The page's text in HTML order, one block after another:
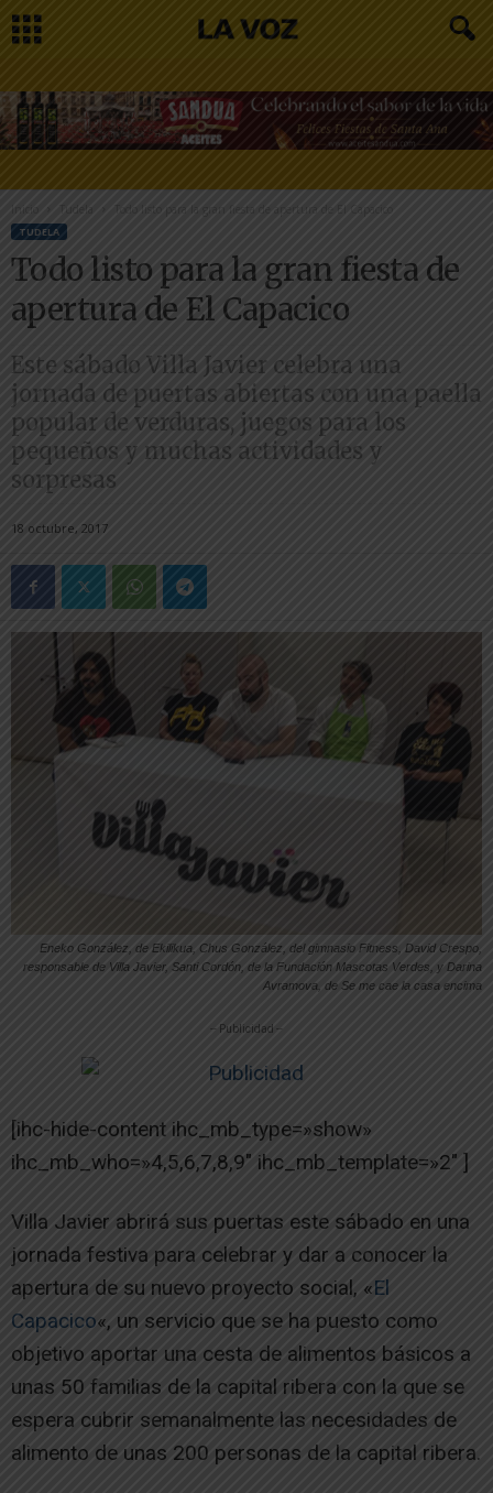
Inicio Tudela Todo listo para la gran fiesta de apertura de El Capacico
TUDELA
Todo listo para la gran fiesta de
apertura de El Capacico
Este sábado Villa Javier celebra una
jornada de puertas abiertas con una paella
popular de verduras, juegos para los
pequeños y muchas actividades y
sorpresas
18 octubre, 2017
Eneko González, de Ekilikua, Chus González, del gimnasio Fitness, David Crespo,
responsable de Villa Javier, Santi Cordón, de la Fundación Mascotas Verdes, y Darina
Avramova, de Se me cae la casa encima
-- Publicidad --
[ihc-hide-content ihc_mb_type=»show»
ihc_mb_who=»4,5,6,7,8,9″ ihc_mb_template=»2″ ]
Villa Javier abrirá sus puertas este sábado en una
jornada festiva para celebrar y dar a conocer la
apertura de su nuevo proyecto social, «El
Capacico«, un servicio que se ha puesto como
objetivo aportar una cesta de alimentos básicos a
unas 50 familias de la capital ribera con la que se
espera cubrir semanalmente las necesidades de
alimento de unas 200 personas de la capital ribera.